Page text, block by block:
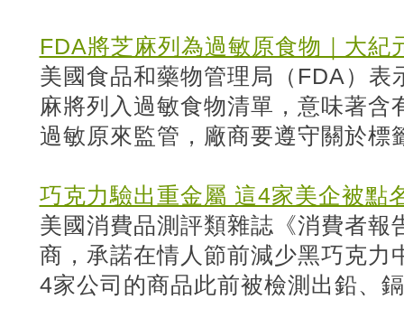
FDA將芝麻列為過敏原食物｜大紀
美國食品和藥物管理局（FDA）表
麻將列入過敏食物清單，意味著含
過敏原來監管，廠商要遵守關於標
巧克力驗出重金屬 這4家美企被點
美國消費品測評類雜誌《消費者報
商，承諾在情人節前減少黑巧克力
4家公司的商品此前被檢測出鉛、